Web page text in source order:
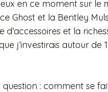
en ce moment sur le
Ghost et la Bentley
et la
j’investirais autour de
: comment se